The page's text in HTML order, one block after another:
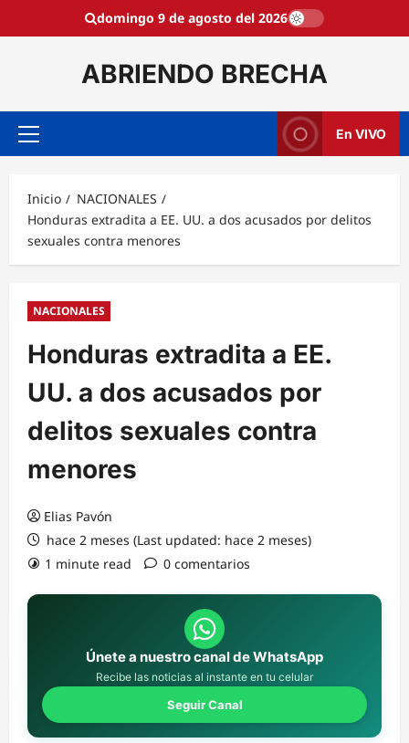
domingo 9 de agosto del 2026
ABRIENDO BRECHA
Menú
En VIVO
Inicio
NACIONALES
Honduras extradita a EE. UU. a dos acusados por delitos
sexuales contra menores
NACIONALES
Honduras extradita a EE.
UU. a dos acusados por
delitos sexuales contra
menores
Elias Pavón
hace 2 meses (Last updated: hace 2 meses)
1 minute read
0 comentarios
Únete a nuestro canal de WhatsApp
Recibe las noticias al instante en tu celular
Seguir Canal